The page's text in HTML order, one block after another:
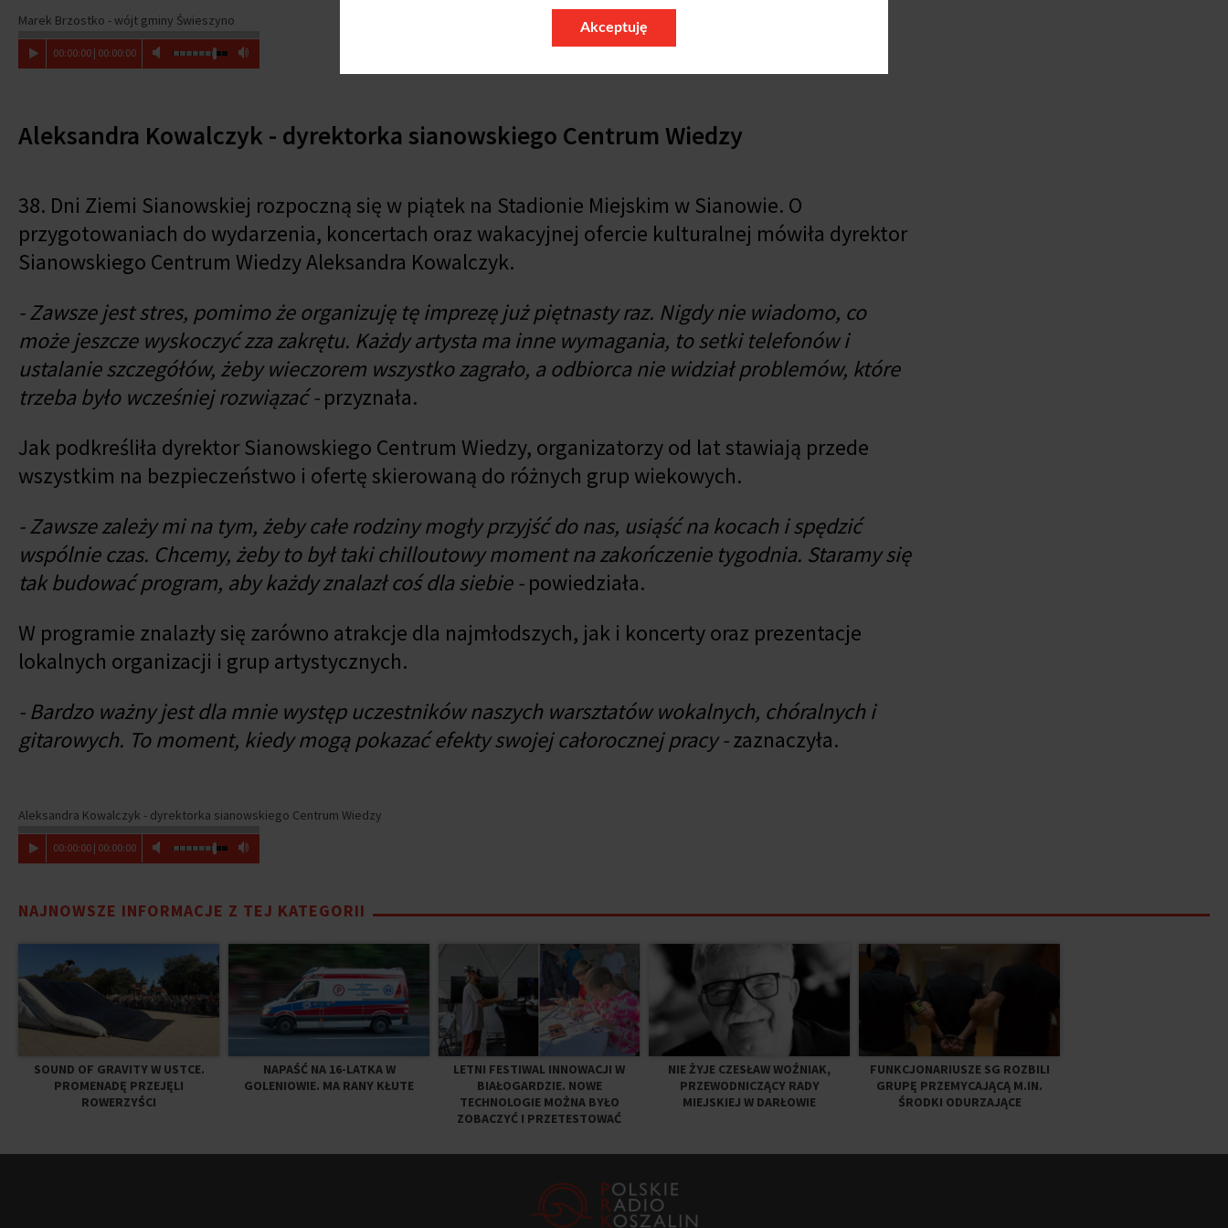
Akceptuję
Marek Brzostko - wójt gminy Świeszyno
00:00:00| 00:00:00
Aleksandra Kowalczyk - dyrektorka sianowskiego Centrum Wiedzy
38. Dni Ziemi Sianowskiej rozpoczną się w piątek na Stadionie Miejskim w Sianowie. O
przygotowaniach do wydarzenia, koncertach oraz wakacyjnej ofercie kulturalnej mówiła dyrektor
Sianowskiego Centrum Wiedzy Aleksandra Kowalczyk.
- Zawsze jest stres, pomimo że organizuję tę imprezę już piętnasty raz. Nigdy nie wiadomo, co
może jeszcze wyskoczyć zza zakrętu. Każdy artysta ma inne wymagania, to setki telefonów i
ustalanie szczegółów, żeby wieczorem wszystko zagrało, a odbiorca nie widział problemów, które
trzeba było wcześniej rozwiązać -przyznała.
Jak podkreśliła dyrektor Sianowskiego Centrum Wiedzy, organizatorzy od lat stawiają przede
wszystkim na bezpieczeństwo i ofertę skierowaną do różnych grup wiekowych.
- Zawsze zależy mi na tym, żeby całe rodziny mogły przyjść do nas, usiąść na kocach i spędzić
wspólnie czas. Chcemy, żeby to był taki chilloutowy moment na zakończenie tygodnia. Staramy się
tak budować program, aby każdy znalazł coś dla siebie -powiedziała.
W programie znalazły się zarówno atrakcje dla najmłodszych, jak i koncerty oraz prezentacje
lokalnych organizacji i grup artystycznych.
- Bardzo ważny jest dla mnie występ uczestników naszych warsztatów wokalnych, chóralnych i
gitarowych. To moment, kiedy mogą pokazać efekty swojej całorocznej pracy -zaznaczyła.
Aleksandra Kowalczyk - dyrektorka sianowskiego Centrum Wiedzy
00:00:00| 00:00:00
NAJNOWSZE INFORMACJE Z TEJ KATEGORII
SOUND OF GRAVITY W USTCE.
PROMENADĘ PRZEJĘLI
ROWERZYŚCI
NAPAŚĆ NA 16-LATKA W
GOLENIOWIE. MA RANY KŁUTE
LETNI FESTIWAL INNOWACJI W
BIAŁOGARDZIE. NOWE
TECHNOLOGIE MOŻNA BYŁO
ZOBACZYĆ I PRZETESTOWAĆ
NIE ŻYJE CZESŁAW WOŹNIAK,
PRZEWODNICZĄCY RADY
MIEJSKIEJ W DARŁOWIE
FUNKCJONARIUSZE SG ROZBILI
GRUPĘ PRZEMYCAJĄCĄ M.IN.
ŚRODKI ODURZAJĄCE